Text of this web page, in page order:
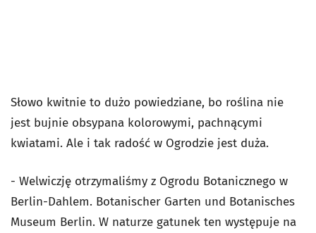
Słowo kwitnie to dużo powiedziane, bo roślina nie
jest bujnie obsypana kolorowymi, pachnącymi
kwiatami. Ale i tak radość w Ogrodzie jest duża.
- Welwiczję otrzymaliśmy z Ogrodu Botanicznego w
Berlin-Dahlem. Botanischer Garten und Botanisches
Museum Berlin. W naturze gatunek ten występuje na